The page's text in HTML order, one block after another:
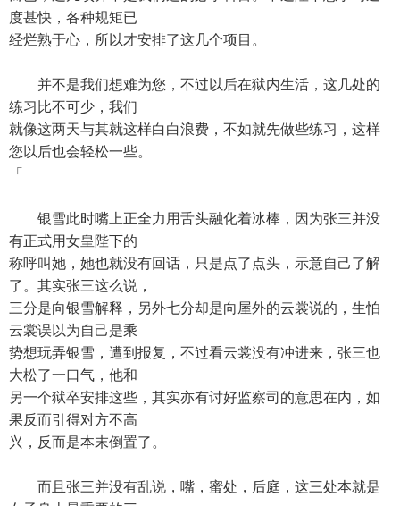
度甚快，各种规矩已
经烂熟于心，所以才安排了这几个项目。
并不是我们想难为您，不过以后在狱内生活，这几处的
练习比不可少，我们
就像这两天与其就这样白白浪费，不如就先做些练习，这样
您以后也会轻松一些。
「
银雪此时嘴上正全力用舌头融化着冰棒，因为张三并没
有正式用女皇陛下的
称呼叫她，她也就没有回话，只是点了点头，示意自己了解
了。其实张三这么说，
三分是向银雪解释，另外七分却是向屋外的云裳说的，生怕
云裳误以为自己是乘
势想玩弄银雪，遭到报复，不过看云裳没有冲进来，张三也
大松了一口气，他和
另一个狱卒安排这些，其实亦有讨好监察司的意思在内，如
果反而引得对方不高
兴，反而是本末倒置了。
而且张三并没有乱说，嘴，蜜处，后庭，这三处本就是